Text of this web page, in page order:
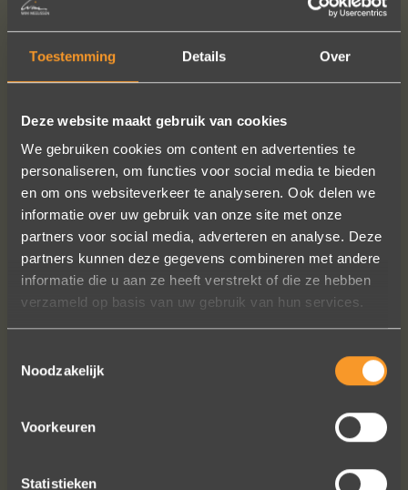
Toestemming Details Over
Deze website maakt gebruik van cookies
We gebruiken cookies om content en advertenties te
personaliseren, om functies voor social media te bieden
en om ons websiteverkeer te analyseren. Ook delen we
informatie over uw gebruik van onze site met onze
partners voor social media, adverteren en analyse. Deze
partners kunnen deze gegevens combineren met andere
informatie die u aan ze heeft verstrekt of die ze hebben
verzameld op basis van uw gebruik van hun services.
Noodzakelijk
Voorkeuren
Statistieken
A+ voor ontwerp, klantenservice.
Bedankt voor al je inspanningen en
geduld toen we deze ringen
ontdekten. Ze zijn gewoonweg perfect
voor ons. We hebben ongeveer een